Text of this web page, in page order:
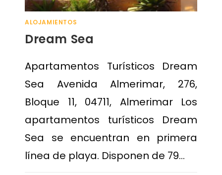
ALOJAMIENTOS
Dream Sea
Apartamentos Turísticos Dream
Sea Avenida Almerimar, 276,
Bloque 11, 04711, Almerimar Los
apartamentos turísticos Dream
Sea se encuentran en primera
línea de playa. Disponen de 79…